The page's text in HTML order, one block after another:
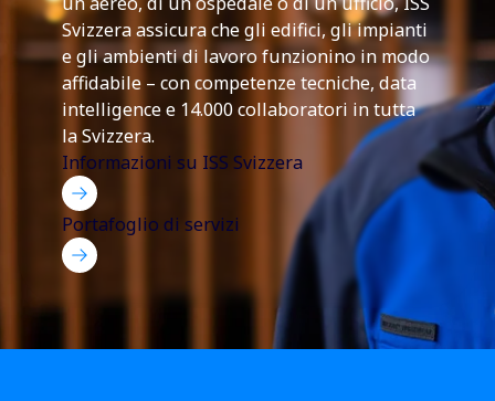
Svizzera assicura che gli edifici, gli impianti
e gli ambienti di lavoro funzionino in modo
affidabile – con competenze tecniche, data
intelligence e 14.000 collaboratori in tutta
la Svizzera.
Informazioni su ISS Svizzera
Portafoglio di servizi